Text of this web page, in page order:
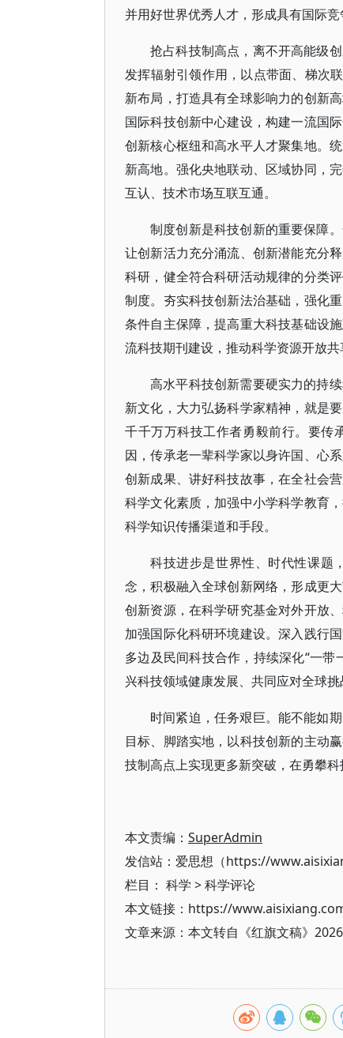
并用好世界优秀人才，形成具有国际
抢占科技制高点，离不开高能级
发挥辐射引领作用，以点带面、梯次
新布局，打造具有全球影响力的创新
国际科技创新中心建设，构建一流国
创新核心枢纽和高水平人才聚集地。
新高地。强化央地联动、区域协同，
互认、技术市场互联互通。
制度创新是科技创新的重要保障
让创新活力充分涌流、创新潜能充分
科研，健全符合科研活动规律的分类
制度。夯实科技创新法治基础，强化
条件自主保障，提高重大科技基础设
流科技期刊建设，推动科学资源开放共
高水平科技创新需要硬实力的持
新文化，大力弘扬科学家精神，就是
千千万万科技工作者勇毅前行。要传
因，传承老一辈科学家以身许国、心
创新成果、讲好科技故事，在全社会
科学文化素质，加强中小学科学教育
科学知识传播渠道和手段。
科技进步是世界性、时代性课题
念，积极融入全球创新网络，形成更
创新资源，在科学研究基金对外开放
加强国际化科研环境建设。深入践行
多边及民间科技合作，持续深化“一
兴科技领域健康发展、共同应对全球挑
时间紧迫，任务艰巨。能不能如
目标、脚踏实地，以科技创新的主动
技制高点上实现更多新突破，在勇攀科
本文责编： SuperAdmin
发信站：爱思想（https://
栏目： 科学 >科学评论
本文链接：https://
文章来源：本文转自《红旗文稿》